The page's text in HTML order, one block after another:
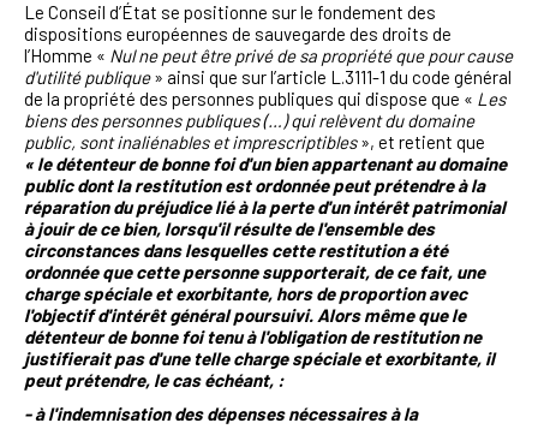
Le Conseil d’État se positionne sur le fondement des
dispositions européennes de sauvegarde des droits de
l’Homme « Nul ne peut être privé de sa propriété que pour cause
d'utilité publique» ainsi que sur l’article L.3111-1 du code général
de la propriété des personnes publiques qui dispose que « Les
biens des personnes publiques (…) qui relèvent du domaine
public, sont inaliénables et imprescriptibles», et retient que
« le détenteur de bonne foi d'un bien appartenant au domaine
public dont la restitution est ordonnée peut prétendre à la
réparation du préjudice lié à la perte d'un intérêt patrimonial
à jouir de ce bien, lorsqu'il résulte de l'ensemble des
circonstances dans lesquelles cette restitution a été
ordonnée que cette personne supporterait, de ce fait, une
charge spéciale et exorbitante, hors de proportion avec
l'objectif d'intérêt général poursuivi. Alors même que le
détenteur de bonne foi tenu à l'obligation de restitution ne
justifierait pas d'une telle charge spéciale et exorbitante, il
peut prétendre, le cas échéant, :
- à l'indemnisation des dépenses nécessaires à la